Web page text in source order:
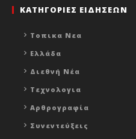
ΚΑΤΗΓΟΡΙΕΣ ΕΙΔΗΣΕΩΝ
Τοπικα Νεα
Ελλάδα
Διεθνή Νέα
Τεχνολογια
Αρθρογραφία
Συνεντεύξεις